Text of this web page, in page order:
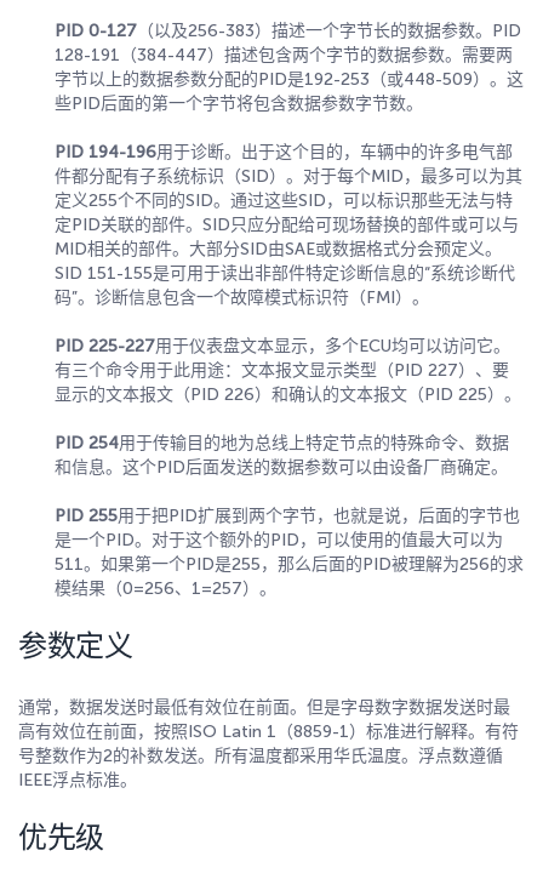
PID 0-127 （以及256-383）描述一个字节长的数据参数。PID
128-191（384-447）描述包含两个字节的数据参数。需要两
字节以上的数据参数分配的PID是192-253（或448-509）。这
些PID后面的第一个字节将包含数据参数字节数。
PID 194-196用于诊断。出于这个目的，车辆中的许多电气部
件都分配有子系统标识（SID）。对于每个MID，最多可以为其
定义255个不同的SID。通过这些SID，可以标识那些无法与特
定PID关联的部件。SID只应分配给可现场替换的部件或可以与
MID相关的部件。大部分SID由SAE或数据格式分会预定义。
SID 151-155是可用于读出非部件特定诊断信息的“系统诊断代
码”。诊断信息包含一个故障模式标识符（FMI）。
PID 225-227用于仪表盘文本显示，多个ECU均可以访问它。
有三个命令用于此用途：文本报文显示类型（PID 227）、要
显示的文本报文（PID 226）和确认的文本报文（PID 225）。
PID 254用于传输目的地为总线上特定节点的特殊命令、数据
和信息。这个PID后面发送的数据参数可以由设备厂商确定。
PID 255用于把PID扩展到两个字节，也就是说，后面的字节也
是一个PID。对于这个额外的PID，可以使用的值最大可以为
511。如果第一个PID是255，那么后面的PID被理解为256的求
模结果（0=256、1=257）。
参数定义
通常，数据发送时最低有效位在前面。但是字母数字数据发送时最
高有效位在前面，按照ISO Latin 1（8859-1）标准进行解释。有符
号整数作为2的补数发送。所有温度都采用华氏温度。浮点数遵循
IEEE浮点标准。
优先级